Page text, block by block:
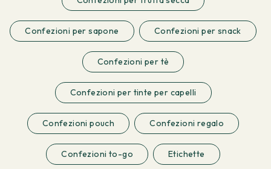
Confezioni per sapone Confezioni per snack
Confezioni per tè
Confezioni per tinte per capelli
Confezioni pouch Confezioni regalo
Confezioni to-go Etichette